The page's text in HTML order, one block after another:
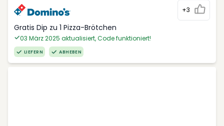
+3
Gratis Dip zu 1 Pizza-Brötchen
03 März 2025 aktualisiert, Code funktioniert!
LIEFERN ABHEBEN